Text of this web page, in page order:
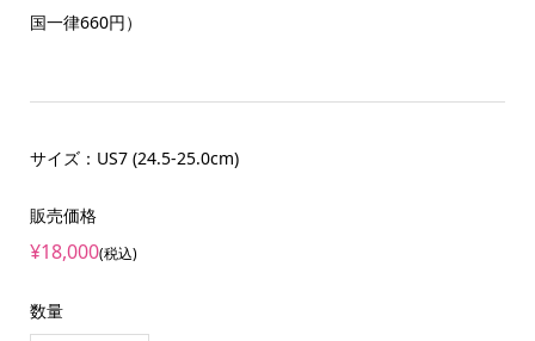
国一律660円）
サイズ：US7 (24.5-25.0cm)
販売価格
¥18,000(税込)
数量